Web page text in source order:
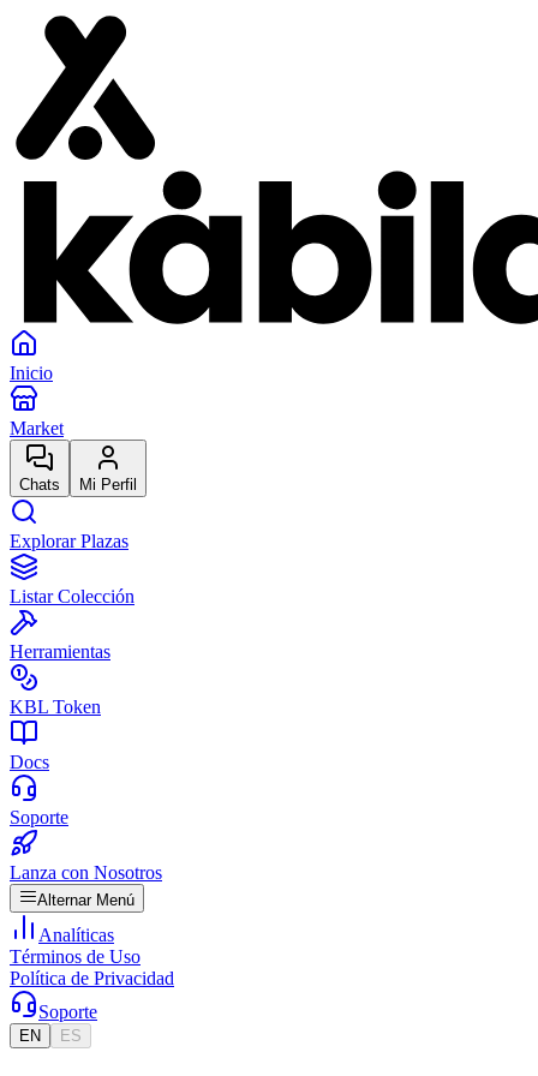
Inicio
Market
Chats Mi Perfil
Explorar Plazas
Listar Colección
Herramientas
KBL Token
Docs
Soporte
Lanza con Nosotros
Alternar Menú
Analíticas
Términos de Uso
Política de Privacidad
Soporte
EN ES